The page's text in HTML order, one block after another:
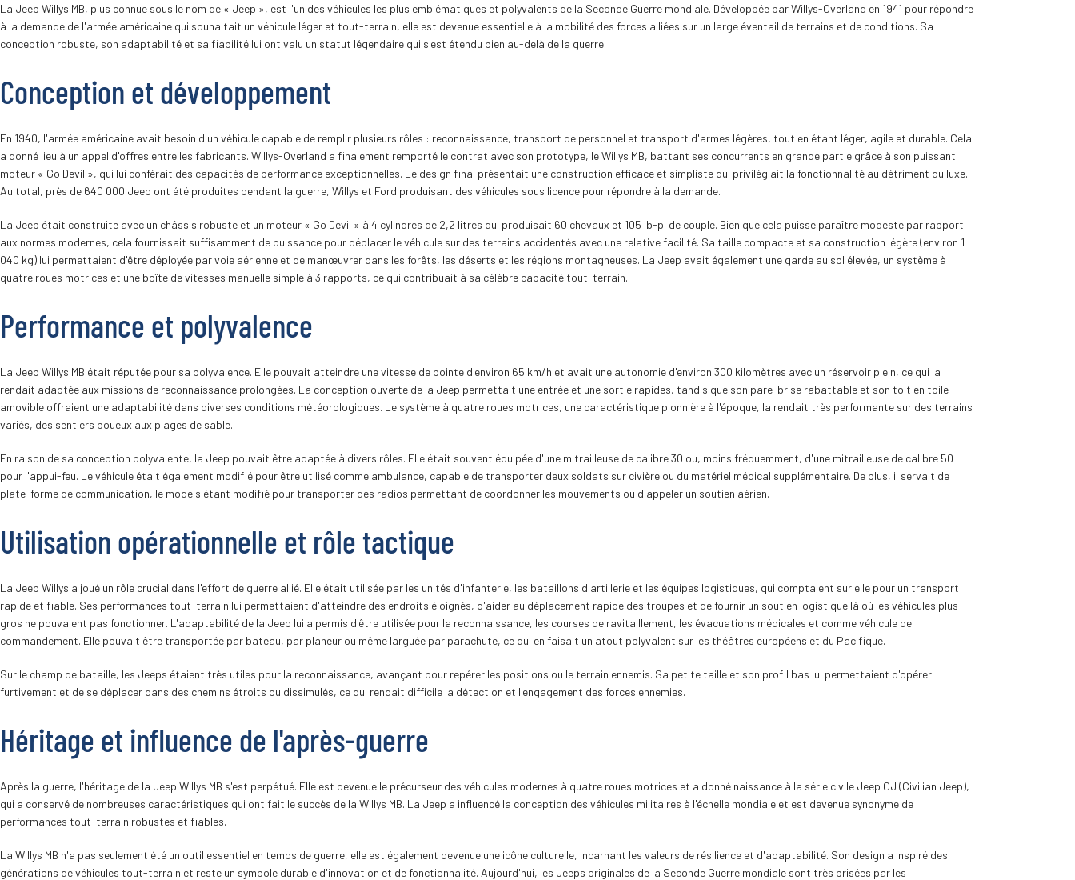
La Jeep Willys MB, plus connue sous le nom de « Jeep », est l'un des véhicules les plus emblématiques et polyvalents de la Seconde Guerre mondiale. Développée par Willys-Overland en 1941 pour répondre
à la demande de l'armée américaine qui souhaitait un véhicule léger et tout-terrain, elle est devenue essentielle à la mobilité des forces alliées sur un large éventail de terrains et de conditions. Sa
conception robuste, son adaptabilité et sa fiabilité lui ont valu un statut légendaire qui s'est étendu bien au-delà de la guerre.
Conception et développement
En 1940, l'armée américaine avait besoin d'un véhicule capable de remplir plusieurs rôles : reconnaissance, transport de personnel et transport d'armes légères, tout en étant léger, agile et durable. Cela
a donné lieu à un appel d'offres entre les fabricants. Willys-Overland a finalement remporté le contrat avec son prototype, le Willys MB, battant ses concurrents en grande partie grâce à son puissant
moteur « Go Devil », qui lui conférait des capacités de performance exceptionnelles. Le design final présentait une construction efficace et simpliste qui privilégiait la fonctionnalité au détriment du luxe.
Au total, près de 640 000 Jeep ont été produites pendant la guerre, Willys et Ford produisant des véhicules sous licence pour répondre à la demande.
La Jeep était construite avec un châssis robuste et un moteur « Go Devil » à 4 cylindres de 2,2 litres qui produisait 60 chevaux et 105 lb-pi de couple. Bien que cela puisse paraître modeste par rapport
aux normes modernes, cela fournissait suffisamment de puissance pour déplacer le véhicule sur des terrains accidentés avec une relative facilité. Sa taille compacte et sa construction légère (environ 1
040 kg) lui permettaient d'être déployée par voie aérienne et de manœuvrer dans les forêts, les déserts et les régions montagneuses. La Jeep avait également une garde au sol élevée, un système à
quatre roues motrices et une boîte de vitesses manuelle simple à 3 rapports, ce qui contribuait à sa célèbre capacité tout-terrain.
Performance et polyvalence
La Jeep Willys MB était réputée pour sa polyvalence. Elle pouvait atteindre une vitesse de pointe d'environ 65 km/h et avait une autonomie d'environ 300 kilomètres avec un réservoir plein, ce qui la
rendait adaptée aux missions de reconnaissance prolongées. La conception ouverte de la Jeep permettait une entrée et une sortie rapides, tandis que son pare-brise rabattable et son toit en toile
amovible offraient une adaptabilité dans diverses conditions météorologiques. Le système à quatre roues motrices, une caractéristique pionnière à l'époque, la rendait très performante sur des terrains
variés, des sentiers boueux aux plages de sable.
En raison de sa conception polyvalente, la Jeep pouvait être adaptée à divers rôles. Elle était souvent équipée d'une mitrailleuse de calibre 30 ou, moins fréquemment, d'une mitrailleuse de calibre 50
pour l'appui-feu. Le véhicule était également modifié pour être utilisé comme ambulance, capable de transporter deux soldats sur civière ou du matériel médical supplémentaire. De plus, il servait de
plate-forme de communication, le models étant modifié pour transporter des radios permettant de coordonner les mouvements ou d'appeler un soutien aérien.
Utilisation opérationnelle et rôle tactique
La Jeep Willys a joué un rôle crucial dans l'effort de guerre allié. Elle était utilisée par les unités d'infanterie, les bataillons d'artillerie et les équipes logistiques, qui comptaient sur elle pour un transport
rapide et fiable. Ses performances tout-terrain lui permettaient d'atteindre des endroits éloignés, d'aider au déplacement rapide des troupes et de fournir un soutien logistique là où les véhicules plus
gros ne pouvaient pas fonctionner. L'adaptabilité de la Jeep lui a permis d'être utilisée pour la reconnaissance, les courses de ravitaillement, les évacuations médicales et comme véhicule de
commandement. Elle pouvait être transportée par bateau, par planeur ou même larguée par parachute, ce qui en faisait un atout polyvalent sur les théâtres européens et du Pacifique.
Sur le champ de bataille, les Jeeps étaient très utiles pour la reconnaissance, avançant pour repérer les positions ou le terrain ennemis. Sa petite taille et son profil bas lui permettaient d'opérer
furtivement et de se déplacer dans des chemins étroits ou dissimulés, ce qui rendait difficile la détection et l'engagement des forces ennemies.
Héritage et influence de l'après-guerre
Après la guerre, l'héritage de la Jeep Willys MB s'est perpétué. Elle est devenue le précurseur des véhicules modernes à quatre roues motrices et a donné naissance à la série civile Jeep CJ (Civilian Jeep),
qui a conservé de nombreuses caractéristiques qui ont fait le succès de la Willys MB. La Jeep a influencé la conception des véhicules militaires à l'échelle mondiale et est devenue synonyme de
performances tout-terrain robustes et fiables.
La Willys MB n'a pas seulement été un outil essentiel en temps de guerre, elle est également devenue une icône culturelle, incarnant les valeurs de résilience et d'adaptabilité. Son design a inspiré des
générations de véhicules tout-terrain et reste un symbole durable d'innovation et de fonctionnalité. Aujourd'hui, les Jeeps originales de la Seconde Guerre mondiale sont très prisées par les